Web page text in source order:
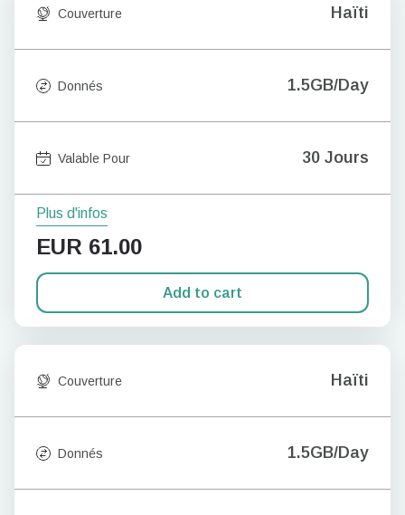
Couverture Haïti
Donnés 1.5GB/Day
Valable Pour 30 Jours
Plus d'infos
EUR 61.00
Add to cart
Couverture Haïti
Donnés 1.5GB/Day